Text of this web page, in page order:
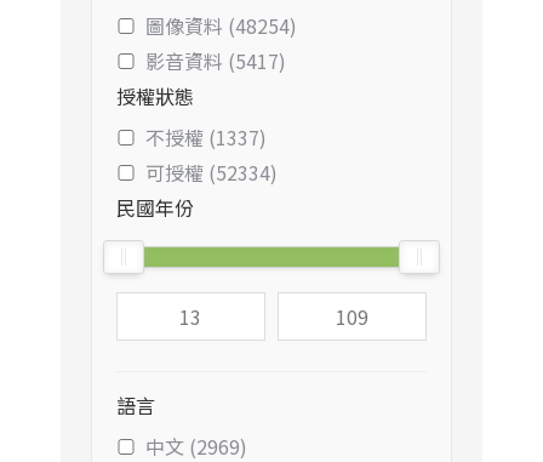
圖像資料 (48254)
影音資料 (5417)
授權狀態
不授權 (1337)
可授權 (52334)
民國年份
語言
中文 (2969)